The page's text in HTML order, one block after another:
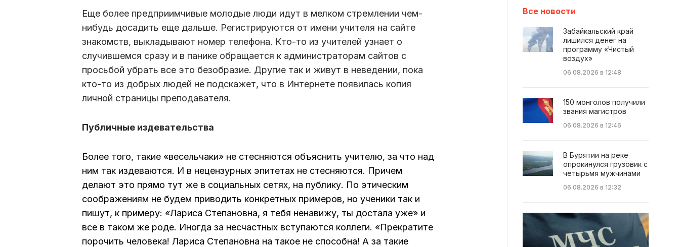
Еще более предприимчивые молодые люди идут в мелком стремлении чем-
нибудь досадить еще дальше. Регистрируются от имени учителя на сайте
знакомств, выкладывают номер телефона. Кто-то из учителей узнает о
случившемся сразу и в панике обращается к администраторам сайтов с
просьбой убрать все это безобразие. Другие так и живут в неведении, пока
кто-то из добрых людей не подскажет, что в Интернете появилась копия
личной страницы преподавателя.
Публичные издевательства
Более того, такие «весельчаки» не стесняются объяснить учителю, за что над
ним так издеваются. И в нецензурных эпитетах не стесняются. Причем
делают это прямо тут же в социальных сетях, на публику. По этическим
соображениям не будем приводить конкретных примеров, но ученики так и
пишут, к примеру: «Лариса Степановна, я тебя ненавижу, ты достала уже» и
все в таком же роде. Иногда за несчастных вступаются коллеги. «Прекратите
порочить человека! Лариса Степановна на такое не способна! А за такие
Все новости
Забайкальский край
лишился денег на
программу «Чистый
воздух»
06.08.2026 в 12:48
150 монголов получили
звания магистров
06.08.2026 в 12:46
В Бурятии на реке
опрокинулся грузовик с
четырьмя мужчинами
06.08.2026 в 12:32